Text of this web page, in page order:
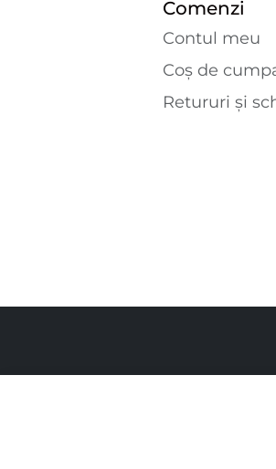
Comenzi
Contul meu
Coș de
Retururi și